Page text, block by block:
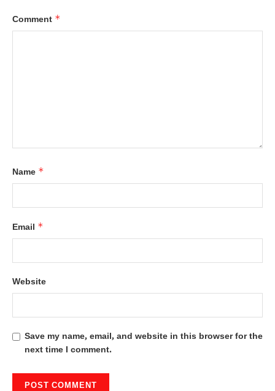
Comment *
Name *
Email *
Website
Save my name, email, and website in this browser for the
next time I comment.